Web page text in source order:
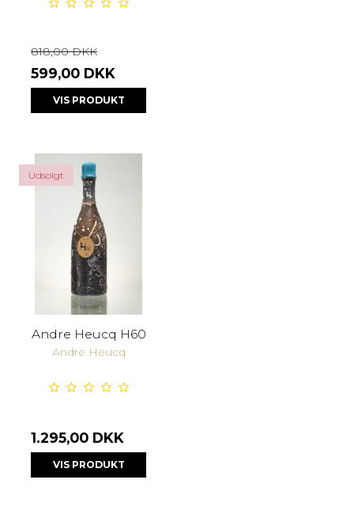
818,00 DKK
599,00 DKK
VIS PRODUKT
Udsolgt
Andre Heucq H60
Andre Heucq
1.295,00 DKK
VIS PRODUKT